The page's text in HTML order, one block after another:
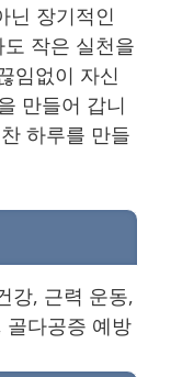
닌 장기적인
작은 실천을
임없이 자신
만들어 갑니
하루를 만들
강, 근력 운동,
골다공증 예방